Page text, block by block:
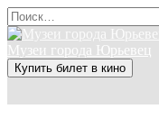
Перейти
к
содержанию
Search
for:
Музеи города Юрьевец
Купить билет в кино